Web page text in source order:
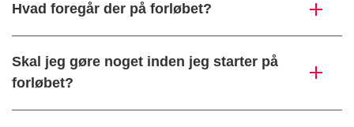
Hvad foregår der på forløbet?
Skal jeg gøre noget inden jeg starter på
forløbet?